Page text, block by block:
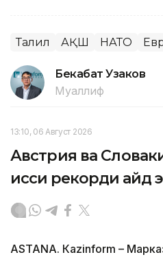
Таҳлил АҚШ НАТО
Бекабат Узаков
Муаллиф
13:10, 06 Август 2026
Австрия ва
иссиқ рекорди қайд
ASTANА. Кazinform –